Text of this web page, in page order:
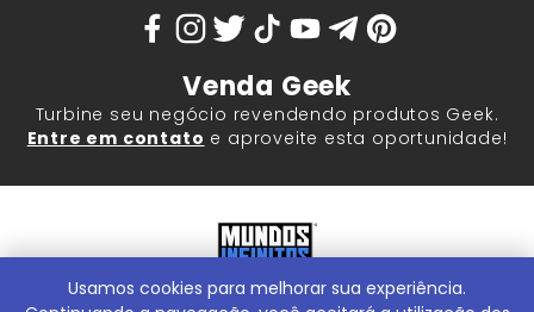
Venda Geek
Turbine seu negócio revendendo produtos Geek.
Entre em contato e aproveite esta oportunidade!
Mundos Infinitos - Publicações e Geek Store |ContentStuff
Usamos cookies para melhorar sua experiência.